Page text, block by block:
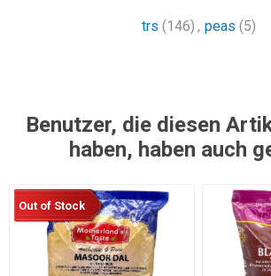
trs (146) , peas (5)
Benutzer, die diesen
haben, haben auch
Out of Stock